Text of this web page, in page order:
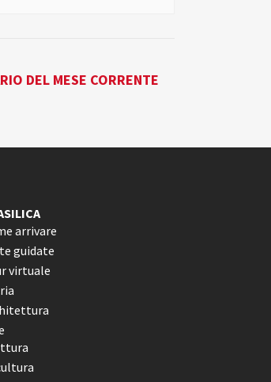
DEL MESE CORRENTE
arrivare
guidate
virtuale